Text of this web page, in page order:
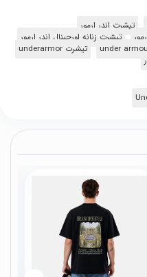
تیشرت اندر ارمور
تیشرت زنانه اورجینال اندر ارمور
تیشرت underarmor